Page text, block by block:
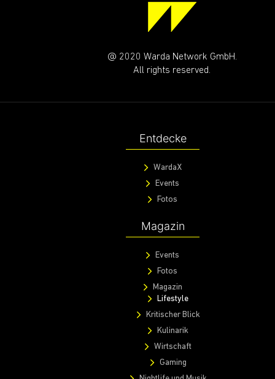
@ 2020 Warda Network GmbH.
All rights reserved.
Entdecke
WardaX
Events
Fotos
Magazin
Events
Fotos
Magazin
Lifestyle
Kritischer Blick
Kulinarik
Wirtschaft
Gaming